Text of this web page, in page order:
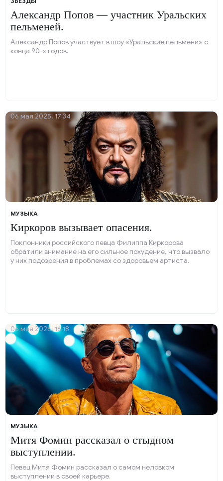
Александр Попов — участник Уральских
пельменей.
Александр Попов участвует в шоу «Уральские пельмени» с
конца 90-х годов.
МУЗЫКА
Киркоров вызывает опасения.
Поклонники российского певца Филиппа Киркорова
обратили внимание на его сильное похудение, что вызвало
у них подозрения в проблемах со здоровьем артиста.
06 мая 2025, 17:34
МУЗЫКА
Митя Фомин рассказал о стыдном
выступлении.
Певец Митя Фомин рассказал о самом неловком
выступлении в своей карьере.
06 мая 2025, 16:18